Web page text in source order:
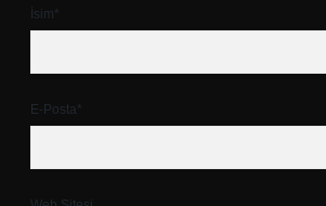
İsim*
E-Posta*